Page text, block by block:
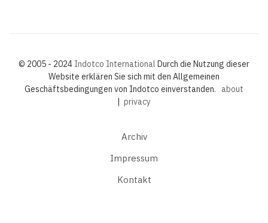
© 2005 - 2024 Indotco International Durch die Nutzung dieser
Website erklären Sie sich mit den Allgemeinen
Geschäftsbedingungen von Indotco einverstanden. about
| privacy
Archiv
Impressum
Kontakt